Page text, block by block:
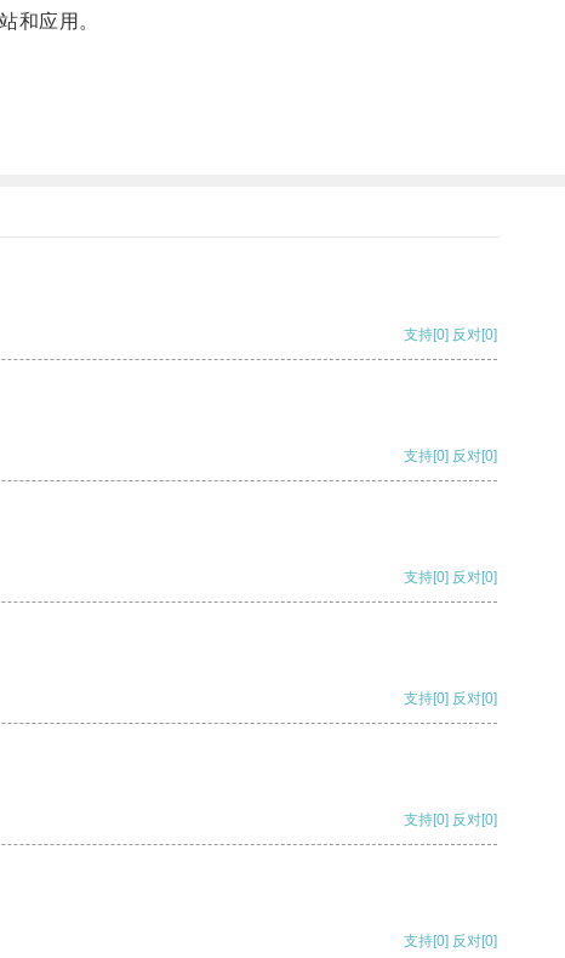
和应用。
支持[0] 反对[0]
支持[0] 反对[0]
支持[0] 反对[0]
支持[0] 反对[0]
支持[0] 反对[0]
支持[0] 反对[0]